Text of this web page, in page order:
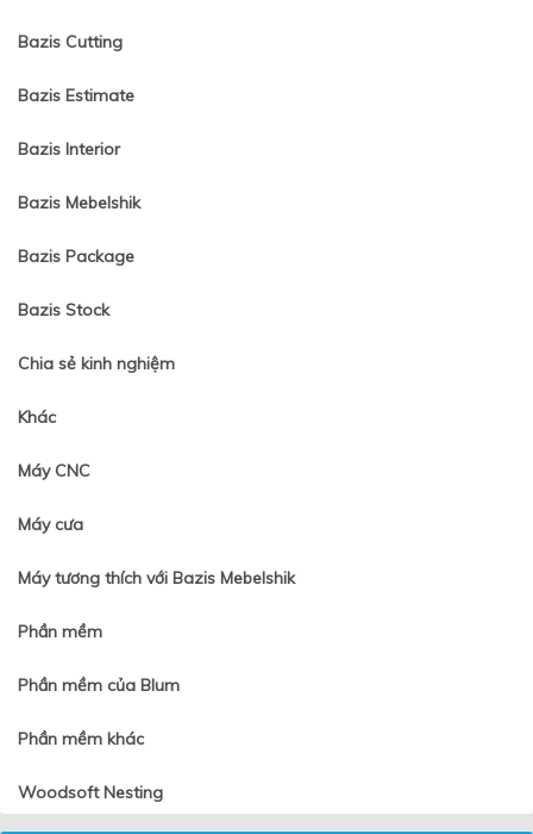
Bazis Cutting
Bazis Estimate
Bazis Interior
Bazis Mebelshik
Bazis Package
Bazis Stock
Chia sẻ kinh nghiệm
Khác
Máy CNC
Máy cưa
Máy tương thích với Bazis Mebelshik
Phần mềm
Phần mềm của Blum
Phần mềm khác
Woodsoft Nesting